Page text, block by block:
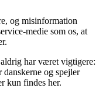
og misinformation
medie som os, at
har været vigtigere:
og spejler
kun findes her.